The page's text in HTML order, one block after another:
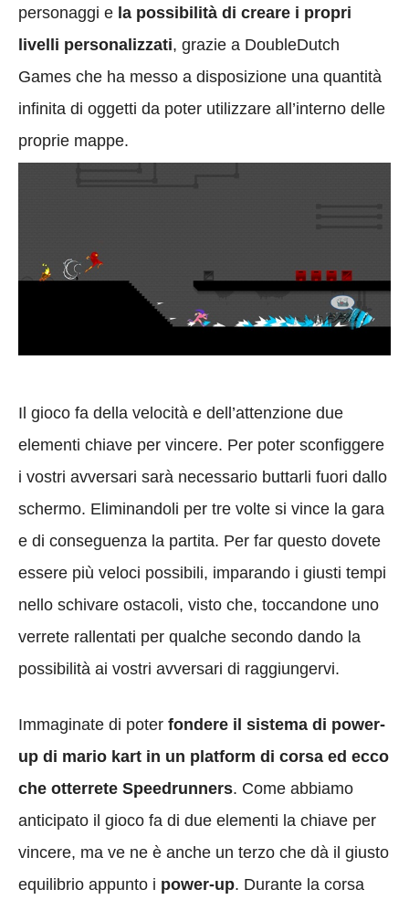
personaggi e la possibilità di creare i propri
livelli personalizzati, grazie a DoubleDutch
Games che ha messo a disposizione una quantità
infinita di oggetti da poter utilizzare all’interno delle
proprie mappe.
Il gioco fa della velocità e dell’attenzione due
elementi chiave per vincere. Per poter sconfiggere
i vostri avversari sarà necessario buttarli fuori dallo
schermo. Eliminandoli per tre volte si vince la gara
e di conseguenza la partita. Per far questo dovete
essere più veloci possibili, imparando i giusti tempi
nello schivare ostacoli, visto che, toccandone uno
verrete rallentati per qualche secondo dando la
possibilità ai vostri avversari di raggiungervi.
Immaginate di poter fondere il sistema di power-
up di mario kart in un platform di corsa ed ecco
che otterrete Speedrunners. Come abbiamo
anticipato il gioco fa di due elementi la chiave per
vincere, ma ve ne è anche un terzo che dà il giusto
equilibrio appunto i power-up. Durante la corsa